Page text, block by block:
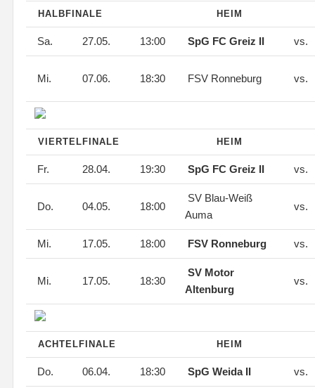
HALBFINALE HEIM
Sa. 27.05. 13:00 SpG FC Greiz II vs.
Mi. 07.06. 18:30 FSV Ronneburg vs.
VIERTELFINALE HEIM
Fr. 28.04. 19:30 SpG FC Greiz II vs.
Do. 04.05. 18:00
SV Blau-Weiß
Auma
vs.
Mi. 17.05. 18:00 FSV Ronneburg vs.
Mi. 17.05. 18:30
SV Motor
Altenburg
vs.
ACHTELFINALE HEIM
Do. 06.04. 18:30 SpG Weida II vs.